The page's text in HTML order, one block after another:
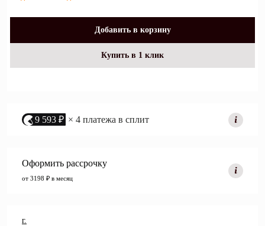
Добавить в корзину
Купить в 1 клик
9 593 ₽ × 4 платежа в сплит
Оформить рассрочку
от 3198 ₽ в месяц
г.